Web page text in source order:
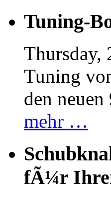
Tuning-
Thursday,
Tuning
den
mehr …
fÃ¼r